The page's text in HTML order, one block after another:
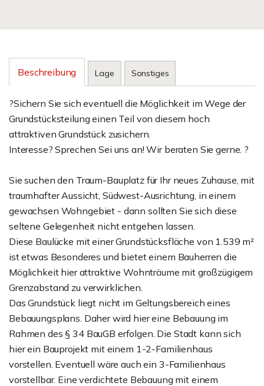
Beschreibung Lage Sonstiges
?Sichern Sie sich eventuell die Möglichkeit im Wege der
Grundstücksteilung einen Teil von diesem hoch
attraktiven Grundstück zusichern.
Interesse? Sprechen Sei uns an! Wir beraten Sie gerne. ?
Sie suchen den Traum-Bauplatz für Ihr neues Zuhause, mit
traumhafter Aussicht, Südwest-Ausrichtung, in einem
gewachsen Wohngebiet - dann sollten Sie sich diese
seltene Gelegenheit nicht entgehen lassen.
Diese Baulücke mit einer Grundstücksfläche von 1.539 m²
ist etwas Besonderes und bietet einem Bauherren die
Möglichkeit hier attraktive Wohnträume mit großzügigem
Grenzabstand zu verwirklichen.
Das Grundstück liegt nicht im Geltungsbereich eines
Bebauungsplans. Daher wird hier eine Bebauung im
Rahmen des § 34 BauGB erfolgen. Die Stadt kann sich
hier ein Bauprojekt mit einem 1-2-Familienhaus
vorstellen. Eventuell wäre auch ein 3-Familienhaus
vorstellbar. Eine verdichtete Bebauung mit einem